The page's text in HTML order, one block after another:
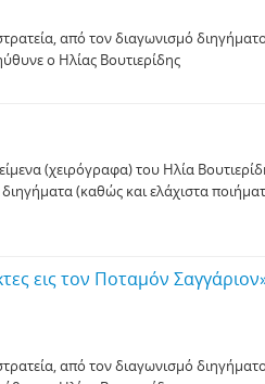
από τον διαγωνισμό
ο Ηλίας Βουτιερίδης
(χειρόγραφα) του Ηλία
(καθώς και ελάχιστα
από τον διαγωνισμό